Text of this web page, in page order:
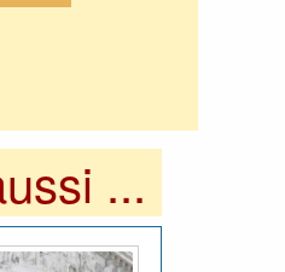
...